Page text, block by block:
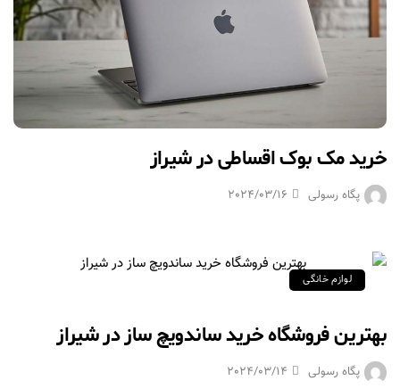
خرید مک بوک اقساطی در شیراز
پگاه رسولی 2024/03/16
لوازم خانگی
بهترین فروشگاه خرید ساندویچ ساز در شیراز
پگاه رسولی 2024/03/14